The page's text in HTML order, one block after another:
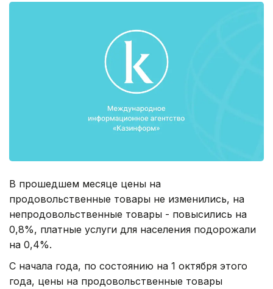
В прошедшем месяце цены на
продовольственные товары не изменились, на
непродовольственные товары - повысились на
0,8%, платные услуги для населения подорожали
на 0,4%.
С начала года, по состоянию на 1 октября этого
года, цены на продовольственные товары